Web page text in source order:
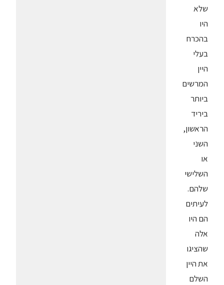
שלא
היו
בהכרח
בעלי
היין
המרשים
ביותר
ביריד
הראשון,
השני
או
השלישי
שלהם.
לעיתים
הם היו
אלה
שהציגו
את היין
השלם